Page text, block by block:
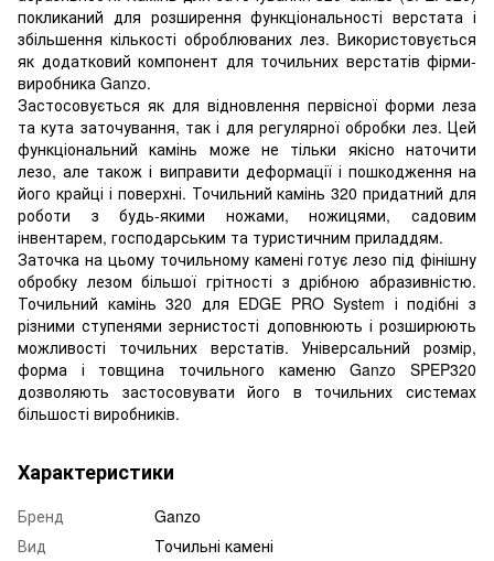
покликаний для розширення функціональності верстата і
збільшення кількості оброблюваних лез. Використовується
як додатковий компонент для точильних верстатів фірми-
виробника Ganzo.
Застосовується як для відновлення первісної форми леза
та кута заточування, так і для регулярної обробки лез. Цей
функціональний камінь може не тільки якісно наточити
лезо, але також і виправити деформації і пошкодження на
його крайці і поверхні. Точильний камінь 320 придатний для
роботи з будь-якими ножами, ножицями, садовим
інвентарем, господарським та туристичним приладдям.
Заточка на цьому точильному камені готує лезо під фінішну
обробку лезом більшої грітності з дрібною абразивністю.
Точильний камінь 320 для EDGE PRO System і подібні з
різними ступенями зернистості доповнюють і розширюють
можливості точильних верстатів. Універсальний розмір,
форма і товщина точильного каменю Ganzo SPEP320
дозволяють застосовувати його в точильних системах
більшості виробників.
Характеристики
Бренд
Ganzo
Вид
Точильні камені